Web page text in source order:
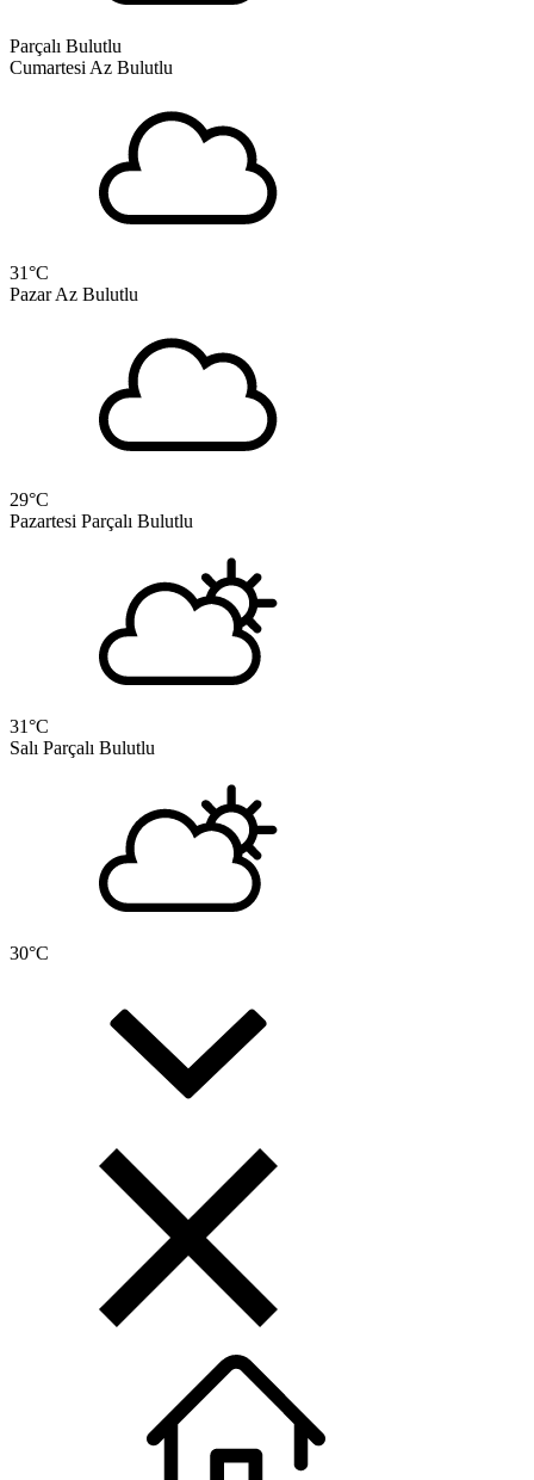
Parçalı Bulutlu
Cumartesi Az Bulutlu
31°C
Pazar Az Bulutlu
29°C
Pazartesi Parçalı Bulutlu
31°C
Salı Parçalı Bulutlu
30°C